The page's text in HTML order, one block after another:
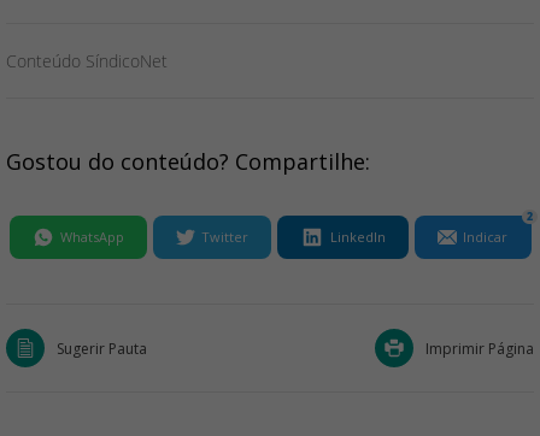
Conteúdo SíndicoNet
Gostou do conteúdo? Compartilhe:
WhatsApp Twitter LinkedIn Indicar
2
Sugerir Pauta Imprimir Página